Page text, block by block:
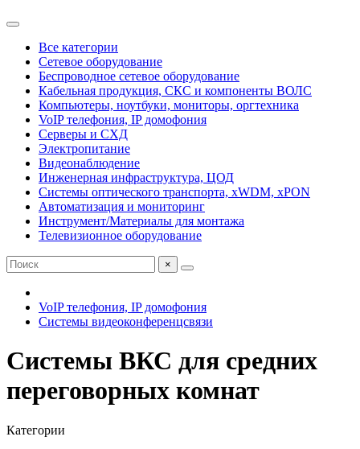
Все категории
Сетевое оборудование
Беспроводное сетевое оборудование
Кабельная продукция, СКС и компоненты ВОЛС
Компьютеры, ноутбуки, мониторы, оргтехника
VoIP телефония, IP домофония
Серверы и СХД
Электропитание
Видеонаблюдение
Инженерная инфраструктура, ЦОД
Системы оптического транспорта, xWDM, xPON
Автоматизация и мониторинг
Инструмент/Материалы для монтажа
Телевизионное оборудование
×
VoIP телефония, IP домофония
Системы видеоконференцсвязи
Системы ВКС для средних
переговорных комнат
Категории